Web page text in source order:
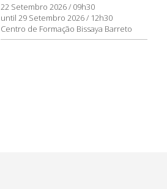
22 Setembro 2026 / 09h30
until 29 Setembro 2026 / 12h30
Centro de Formação Bissaya Barreto